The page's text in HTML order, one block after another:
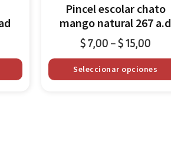
Pincel escolar chato
mango natural 267 a.d
$7,00 - $15,00
Seleccionar opciones